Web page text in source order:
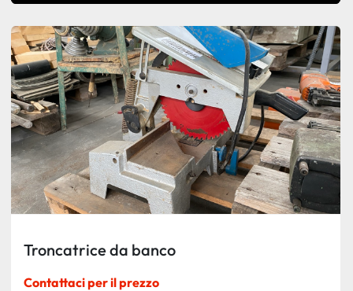
Troncatrice da banco
Contattaci per il prezzo